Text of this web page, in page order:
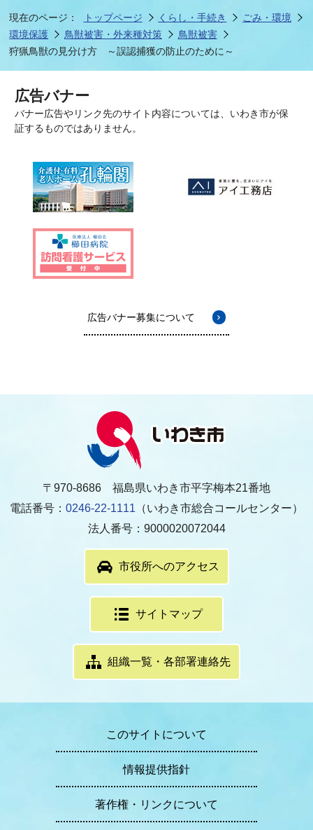
現在のページ： トップページ くらし・手続き
ごみ・環境
環境保護
鳥獣被害・外来種対策
鳥獣被害
狩猟鳥獣の見分け方 ～誤認捕獲の防止のために～
広告バナー
バナー広告やリンク先のサイト内容については、いわき市が保
証するものではありません。
広告バナー募集について
〒970-8686 福島県いわき市平字梅本21番地
電話番号： 0246-22-1111 （いわき市総合コールセンター）
法人番号：9000020072044
市役所へのアクセス
サイトマップ
組織一覧・各部署連絡先
このサイトについて
情報提供指針
著作権・リンクについて